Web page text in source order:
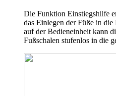
Die Funktion Einstiegshilfe
das Einlegen der Füße in
auf der Bedieneinheit kann
Fußschalen stufenlos in die